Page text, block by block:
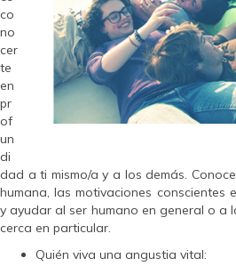
co
no
cer
te
en
pr
of
un
di
dad a ti mismo/a y a los demás.
humana, las motivaciones conscientes
y ayudar al ser humano en general o a
cerca en particular.
Quién viva una angustia vital: